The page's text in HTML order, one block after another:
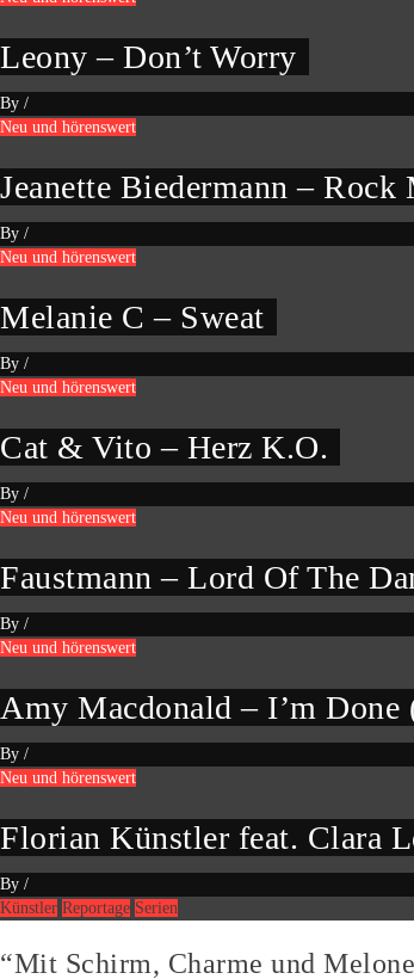
Leony – Don’t Worry
By /
Neu und hörenswert
Jeanette Biedermann –
By /
Neu und hörenswert
Melanie C – Sweat
By /
Neu und hörenswert
Cat & Vito – Herz K.O.
By /
Neu und hörenswert
Faustmann – Lord Of The
By /
Neu und hörenswert
Amy Macdonald – I’m Done
By /
Neu und hörenswert
Florian Künstler feat. Clara
By /
Künstler Reportage Serien
“Mit Schirm, Charme und